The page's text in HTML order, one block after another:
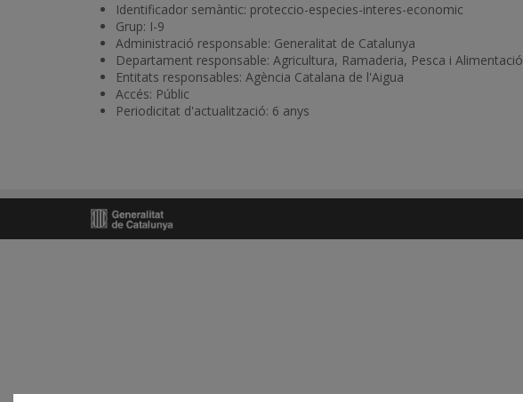
Identificador semàntic: proteccio-especies-interes-economic
Grup: I-9
Administració responsable: Generalitat de Catalunya
Departament responsable: Agricultura, Ramaderia, Pesca i Alimentació
Entitats responsables: Agència Catalana de l'Aigua
Accés: Públic
Periodicitat d'actualització: 6 anys